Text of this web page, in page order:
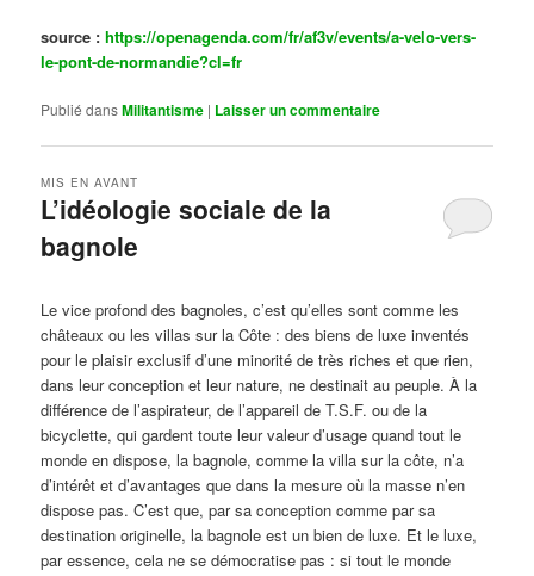
source :https://openagenda.com/fr/af3v/events/a-velo-vers-
le-pont-de-normandie?cl=fr
Publié dansMilitantisme | Laisser un commentaire
L’idéologie sociale de la
bagnole
MIS EN AVANT
Le vice profond des bagnoles, c’est qu’elles sont comme les
châteaux ou les villas sur la Côte : des biens de luxe inventés
pour le plaisir exclusif d’une minorité de très riches et que rien,
dans leur conception et leur nature, ne destinait au peuple. À la
différence de l’aspirateur, de l’appareil de T.S.F. ou de la
bicyclette, qui gardent toute leur valeur d’usage quand tout le
monde en dispose, la bagnole, comme la villa sur la côte, n’a
d’intérêt et d’avantages que dans la mesure où la masse n’en
dispose pas. C’est que, par sa conception comme par sa
destination originelle, la bagnole est un bien de luxe. Et le luxe,
par essence, cela ne se démocratise pas : si tout le monde